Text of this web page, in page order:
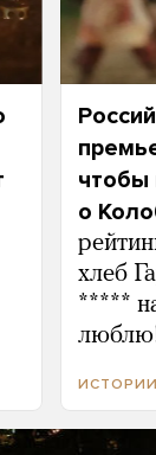
чтобы
о
хлеб
*****
ИСТОРИИ